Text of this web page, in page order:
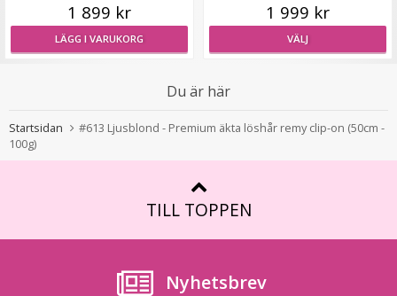
1 899 kr
LÄGG I VARUKORG
1 999 kr
VÄLJ
Du är här
Startsidan
#613 Ljusblond - Premium äkta löshår remy clip-on (50cm -
100g)
TILL TOPPEN
Nyhetsbrev